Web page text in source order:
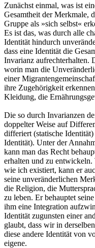
Zunächst einmal, was ist
Gesamtheit der Merkmale,
Gruppe als »sich selbst«
Es ist das, was durch alle
Identität hindurch
dass eine Identität die
Invarianz aufrechterhalten.
worin man die
einer
ihre Zugehörigkeit
Kleidung, die
Die so durch Invarianzen
doppelter Weise auf
differiert (statische
Identität). Unter der
kann man das Recht
erhalten und zu
wie ich existiert, kann er
seine unveränderlichen
die Religion, die
zu leben. Er behauptet
ihm eine Integration
Identität zugunsten einer
glaubt, dass wir in
diese andere Identität von
eigene.